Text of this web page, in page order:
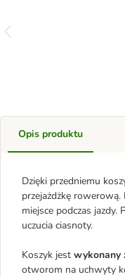
Opis produktu
Dzięki przedniemu
przejażdżkę
miejsce podczas
uczucia ciasnoty.
Koszyk jest wykonany
otworom na uchwyty